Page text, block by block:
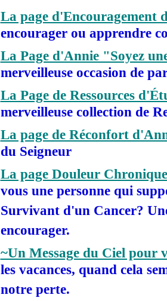
La page d'Encouragement
encourager ou apprendre
La Page d'Annie "Soyez
merveilleuse occasion de
La Page de Ressources
merveilleuse collection de
La page de Réconfort
du Seigneur
La page Douleur
vous une personne qui
Survivant d'un Cancer?
encourager.
~Un Message du Ciel pour
les vacances, quand cela
notre perte.